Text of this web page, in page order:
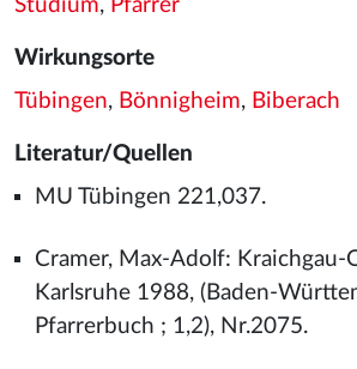
Studium, Pfarrer
Wirkungsorte
Tübingen, Bönnigheim, Biberach
Literatur/Quellen
MU Tübingen 221,037.
Cramer, Max-Adolf: Kraichgau-
Karlsruhe 1988, (Baden-
Pfarrerbuch ; 1,2), Nr.2075.